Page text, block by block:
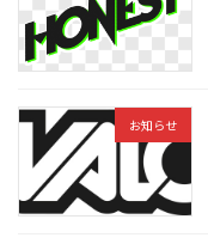
お知らせ